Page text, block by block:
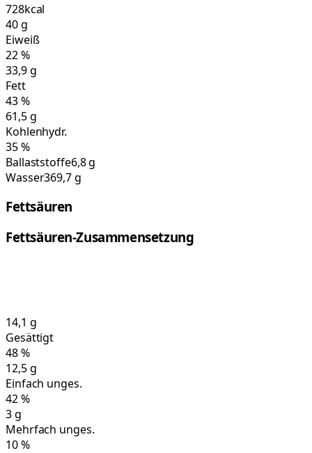
728kcal
40g
Eiweiß
22%
33,9g
Fett
43%
61,5g
Kohlenhydr.
35%
Ballaststoffe6,8 g
Wasser369,7 g
Fettsäuren
Fettsäuren-Zusammensetzung
14,1 g
Gesättigt
48%
12,5g
Einfach unges.
42%
3g
Mehrfach unges.
10%